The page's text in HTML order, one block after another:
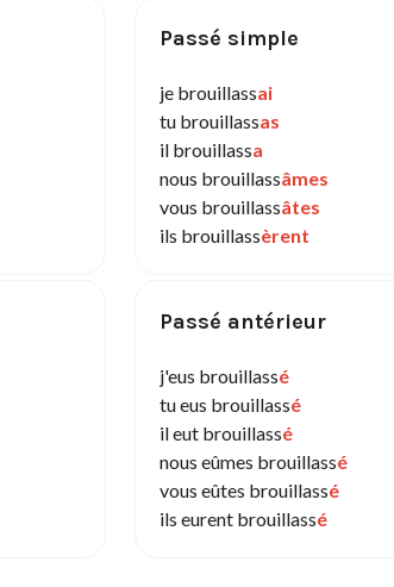
Passé simple
je brouillassai
tu brouillassas
il brouillassa
nous brouillassâmes
vous brouillassâtes
ils brouillassèrent
Passé antérieur
j'eus brouillassé
tu eus brouillassé
il eut brouillassé
nous eûmes brouillassé
vous eûtes brouillassé
ils eurent brouillassé